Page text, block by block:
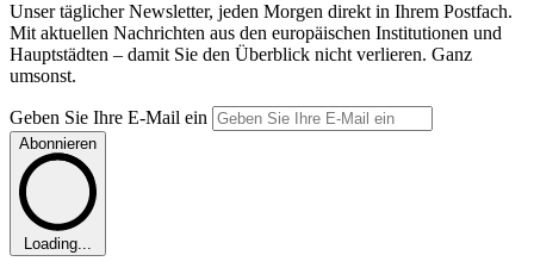
Unser täglicher Newsletter, jeden Morgen direkt in Ihrem Postfach.
Mit aktuellen Nachrichten aus den europäischen Institutionen und
Hauptstädten – damit Sie den Überblick nicht verlieren. Ganz
umsonst.
Geben Sie Ihre E-Mail ein
Abonnieren
Loading...